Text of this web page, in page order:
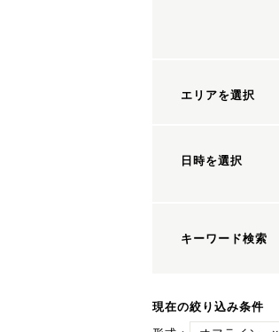
エリアを選択
日時を選択
キーワード検索
現在の絞り込み条件